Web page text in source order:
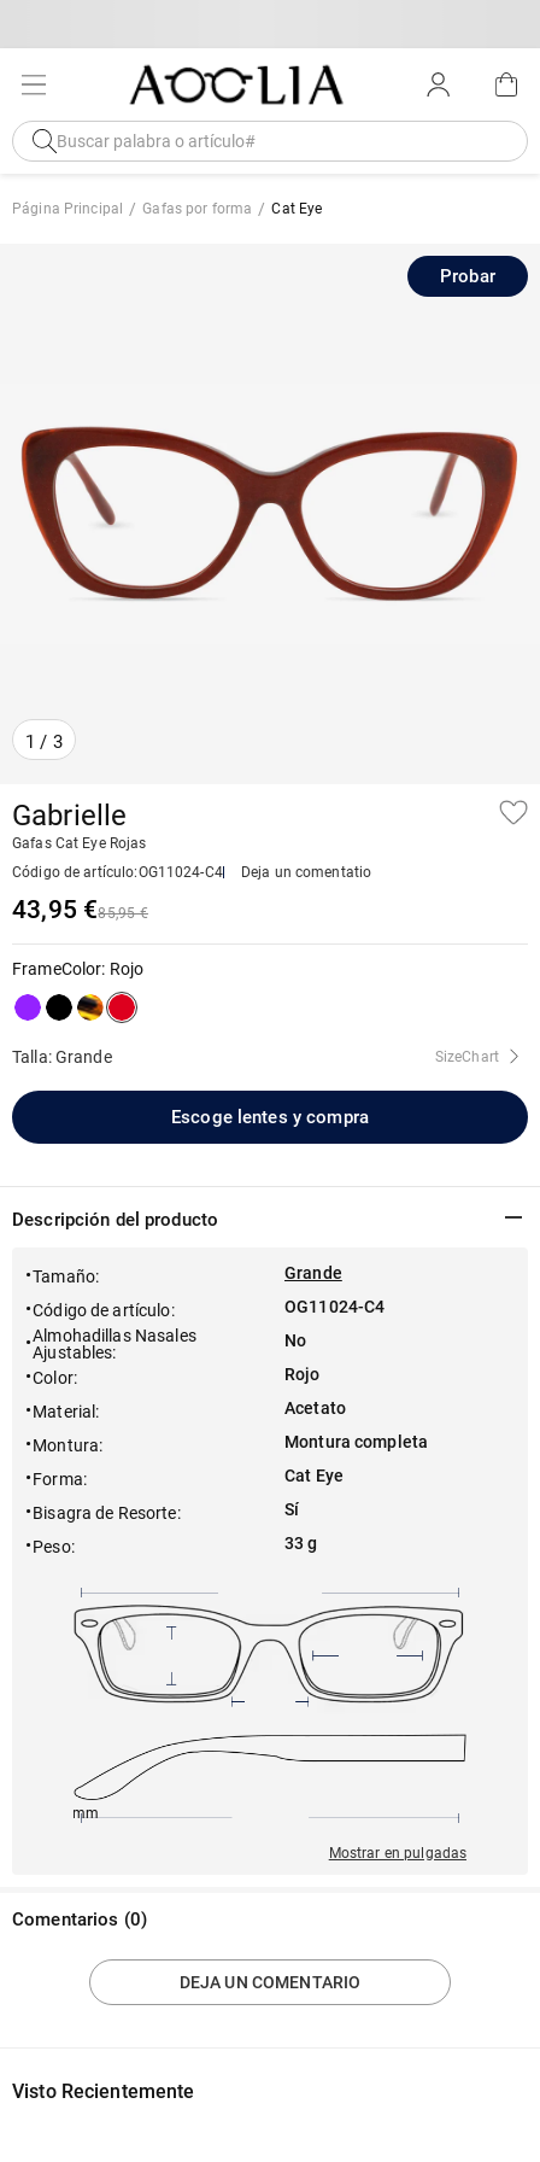
Página Principal Gafas por forma Cat Eye
1 / 3
Probar
Gabrielle
Gafas Cat Eye Rojas
Código de artículo:OG11024-C4 Deja un comentatio
43,95 €85,95 €
FrameColor: Rojo
Talla: Grande SizeChart
Escoge lentes y compra
Descripción del producto
Tamaño:
Grande
Código de artículo:
OG11024-C4
Almohadillas Nasales
Ajustables:
No
Color:
Rojo
Material :
Acetato
Montura:
Montura completa
Forma:
Cat Eye
Bisagra de Resorte:
Sí
Peso: 33 g
145mm
Mostrar en pulgadas
Comentarios (0)
DEJA UN COMENTARIO
Visto Recientemente